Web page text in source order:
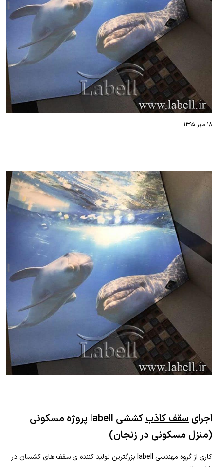
۱۸ مهر ۱۳۹۵
اجرای سقف کاذب
کششی labell پروژه مسکونی
(منزل مسکونی در زنجان)
کاری از گروه مهندسی labell بزرگترین تولید کننده ی سقف های کشسان در